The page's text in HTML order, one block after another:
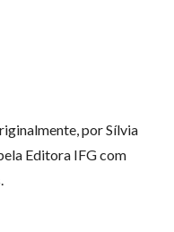
por Sílvia
Editora IFG com